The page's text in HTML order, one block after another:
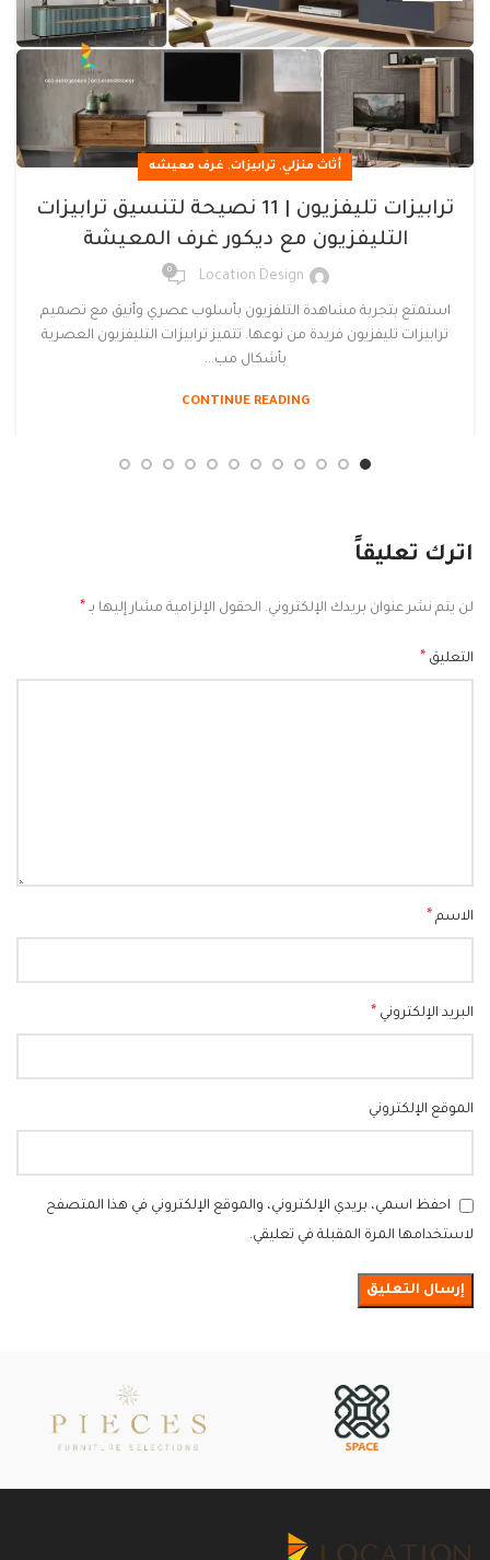
أثاث منزلي, ترابيزات, غرف معيشه
ترابيزات تليفزيون | 11 نصيحة لتنسيق ترابيزات
التليفزيون مع ديكور غرف المعيشة
Location Design
0
استمتع بتجربة مشاهدة التلفزيون بأسلوب عصري وأنيق مع تصميم
ترابيزات تليفزيون فريدة من نوعها. تتميز ترابيزات التليفزيون العصرية
بأشكال مب...
CONTINUE READING
اترك تعليقاً
لن يتم نشر عنوان بريدك الإلكتروني. الحقول الإلزامية مشار إليها بـ *
التعليق *
الاسم *
البريد الإلكتروني *
الموقع الإلكتروني
احفظ اسمي، بريدي الإلكتروني، والموقع الإلكتروني في هذا المتصفح
لاستخدامها المرة المقبلة في تعليقي.